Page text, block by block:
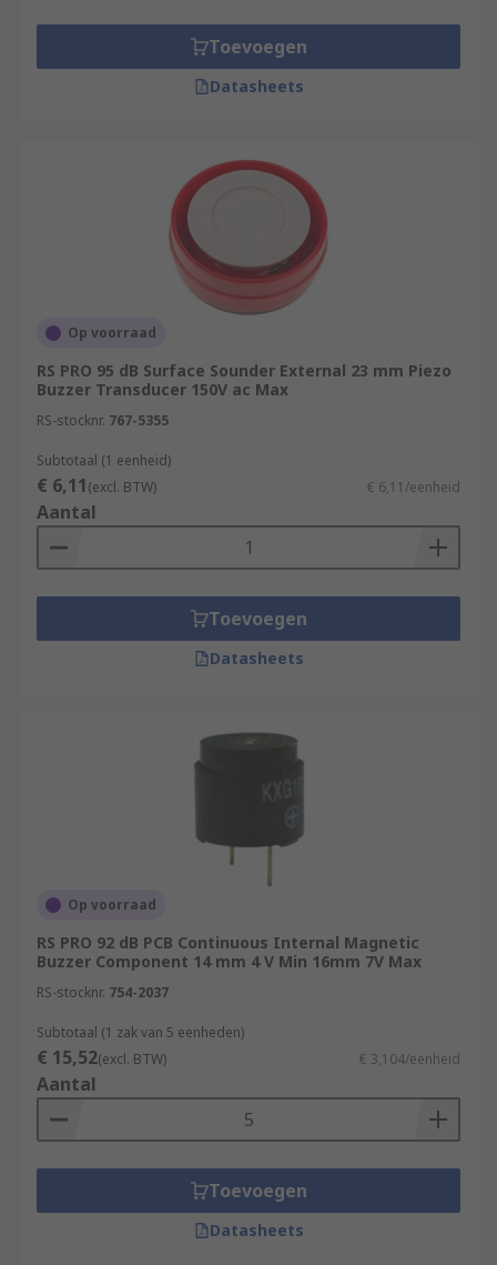
Toevoegen
Datasheets
Op voorraad
RS PRO 95 dB Surface Sounder External 23 mm Piezo
Buzzer Transducer 150V ac Max
RS-stocknr. 767-5355
Subtotaal (1 eenheid)
€ 6,11(excl. BTW) € 6,11/eenheid
Aantal
Toevoegen
Datasheets
Op voorraad
RS PRO 92 dB PCB Continuous Internal Magnetic
Buzzer Component 14 mm 4 V Min 16mm 7V Max
RS-stocknr. 754-2037
Subtotaal (1 zak van 5 eenheden)
€ 15,52(excl. BTW) € 3,104/eenheid
Aantal
Toevoegen
Datasheets